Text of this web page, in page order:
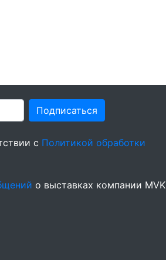
Подписаться
с Политикой обработки
о выставках компании MVK